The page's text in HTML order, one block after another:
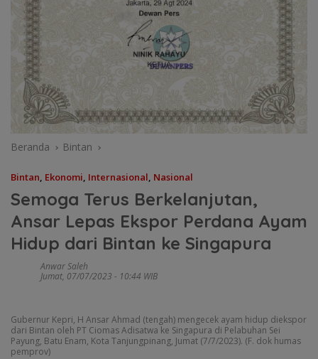
Beranda Bintan
Bintan, Ekonomi, Internasional, Nasional
Semoga Terus Berkelanjutan,
Ansar Lepas Ekspor Perdana Ayam
Hidup dari Bintan ke Singapura
Anwar Saleh
Jumat, 07/07/2023 - 10:44 WIB
Gubernur Kepri, H Ansar Ahmad (tengah) mengecek ayam hidup diekspor
dari Bintan oleh PT Ciomas Adisatwa ke Singapura di Pelabuhan Sei
Payung, Batu Enam, Kota Tanjungpinang, Jumat (7/7/2023). (F. dok humas
pemprov)